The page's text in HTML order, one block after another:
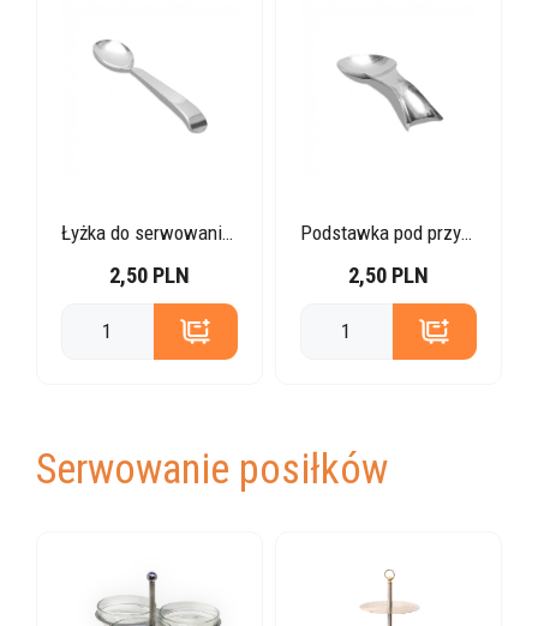
Łyżka do serwowania 30 cm
2,50 PLN
Podstawka pod przybory 30 cm
2,50 PLN
Serwowanie posiłków